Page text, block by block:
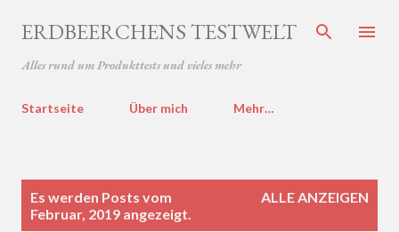
Direkt zum Hauptbereich
ERDBEERCHENS TESTWELT
Alles rund um Produkttests und vieles mehr
Startseite Über mich Mehr…
Es werden Posts vom
Februar, 2019 angezeigt.
ALLE ANZEIGEN